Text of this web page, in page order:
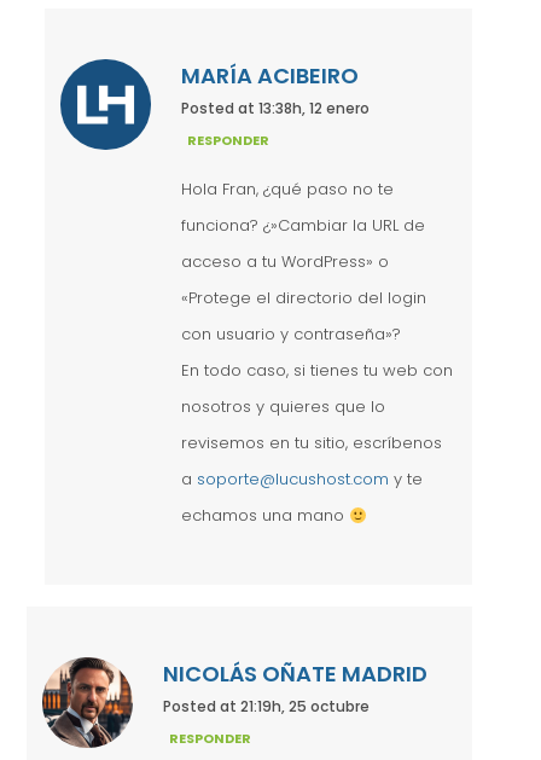
MARÍA ACIBEIRO
Posted at 13:38h, 12 enero
RESPONDER
Hola Fran, ¿qué paso no te
funciona? ¿»Cambiar la URL de
acceso a tu WordPress» o
«Protege el directorio del login
con usuario y contraseña»?
En todo caso, si tienes tu web con
nosotros y quieres que lo
revisemos en tu sitio, escríbenos
a soporte@lucushost.com y te
echamos una mano
NICOLÁS OÑATE MADRID
Posted at 21:19h, 25 octubre
RESPONDER